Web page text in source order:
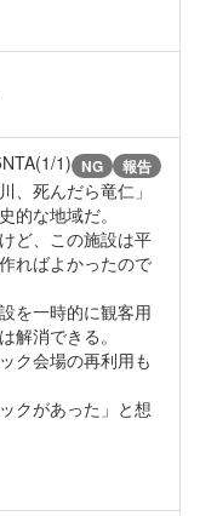
1) NG 報告
、死んだら竜仁」
的な地域だ。
ど、この施設は平
ればよかったので
を一時的に観客用
解消できる。
ク会場の再利用も
クがあった」と想